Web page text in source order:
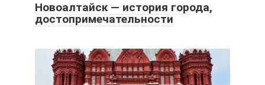
Новоалтайск — история города,
достопримечательности